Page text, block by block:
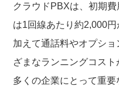
クラウドPBXは、初期
は1回線あたり約2,000
加えて通話料やオプシ
ざまなランニングコス
多くの企業にとって重